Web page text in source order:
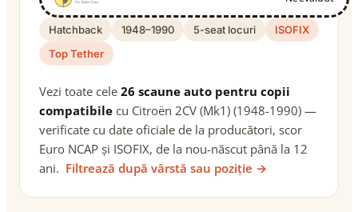
Hatchback 1948–1990 5-seat locuri
ISOFIX
Top Tether
Vezi toate cele 26 scaune auto pentru copii
compatibile cu Citroën 2CV (Mk1) (1948-1990) —
verificate cu date oficiale de la producători, scor
Euro NCAP și ISOFIX, de la nou-născut până la 12
ani. Filtrează după vârstă sau poziție →